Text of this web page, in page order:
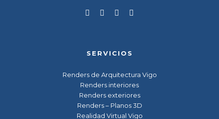
SERVICIOS
Renders de Arquitectura Vigo
Renders interiores
Renders exteriores
Renders – Planos 3D
Realidad Virtual Vigo